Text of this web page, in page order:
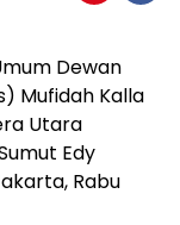
Dewan
Mufidah Kalla
Utara
Edy
Rabu